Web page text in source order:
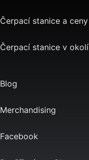
Čerpací stanice a ceny
Čerpací stanice v okolí
Blog
Merchandising
Facebook